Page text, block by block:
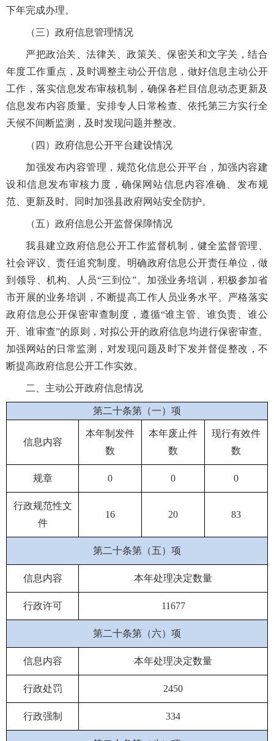
下年完成办理。
（三）政府信息管理情况
严把政治关、法律关、政策关、保密关和文字关，结合
年度工作重点，及时调整主动公开信息，做好信息主动公开
工作，落实信息发布审核机制，确保各栏目信息动态更新及
信息发布内容质量。安排专人日常检查、依托第三方实行全
天候不间断监测，及时发现问题并整改。
（四）政府信息公开平台建设情况
加强发布内容管理，规范化信息公开平台，加强内容建
设和信息发布审核力度，确保网站信息内容准确、发布规
范、更新及时。同时加强县政府网站安全防护。
（五）政府信息公开监督保障情况
我县建立政府信息公开工作监督机制，健全监督管理、
社会评议、责任追究制度。明确政府信息公开责任单位，做
到领导、机构、人员“三到位”。加强业务培训，积极参加省
市开展的业务培训，不断提高工作人员业务水平。严格落实
政府信息公开保密审查制度，遵循“谁主管、谁负责、谁公
开、谁审查”的原则，对拟公开的政府信息均进行保密审查。
加强网站的日常监测，对发现问题及时下发并督促整改，不
断提高政府信息公开工作实效。
二、主动公开政府信息情况
第二十条第（一）项
信息内容
本年制发件
数
本年废止件
数
现行有效件
数
规章 0 0 0
行政规范性文
件
16 20 83
第二十条第（五）项
信息内容 本年处理决定数量
行政许可 11677
第二十条第（六）项
信息内容 本年处理决定数量
行政处罚 2450
行政强制 334